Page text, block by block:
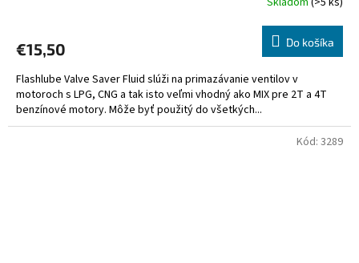
€15,50 Do košíka
Flashlube Valve Saver Fluid slúži na primazávanie ventilov v
motoroch s LPG, CNG a tak isto veľmi vhodný ako MIX pre 2T a 4T
benzínové motory. Môže byť použitý do všetkých...
Kód: 3289